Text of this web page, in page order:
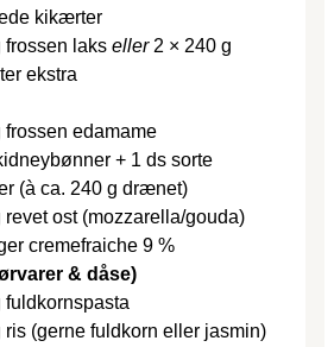
kikærter
frossen laks eller2 × 240 g
ekstra
frossen edamame
+ 1 ds sorte
(à ca. 240 g drænet)
revet ost (mozzarella/gouda)
cremefraiche 9 %
& dåse)
fuldkornspasta
ris (gerne fuldkorn eller jasmin)